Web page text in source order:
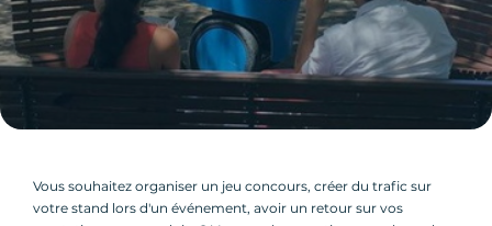
Vous souhaitez organiser un jeu concours, créer du trafic sur
votre stand lors d'un événement, avoir un retour sur vos